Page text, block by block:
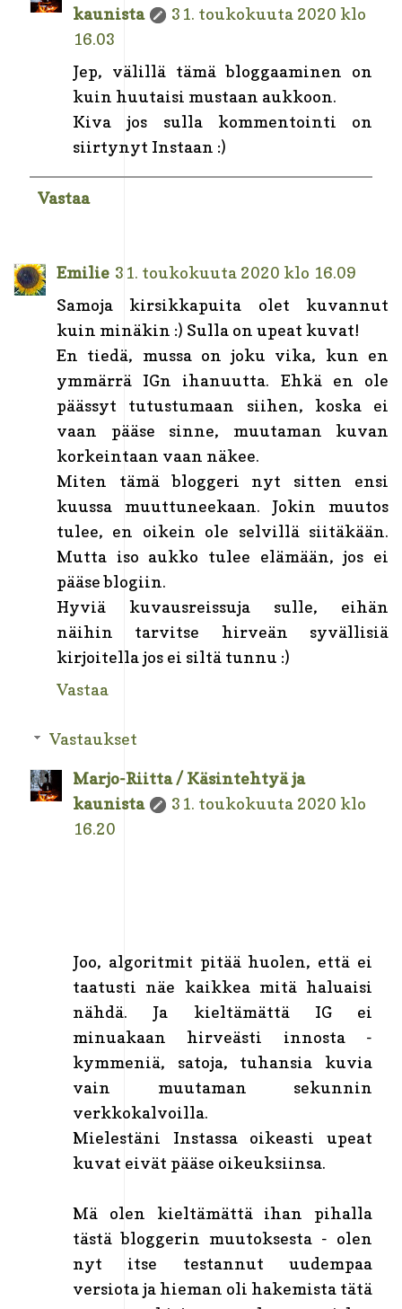
kaunista
31. toukokuuta 2020 klo
16.03
Jep, välillä tämä bloggaaminen on
kuin huutaisi mustaan aukkoon.
Kiva jos sulla kommentointi on
siirtynyt Instaan :)
Vastaa
Emilie 31. toukokuuta 2020 klo 16.09
Samoja kirsikkapuita olet kuvannut
kuin minäkin :) Sulla on upeat kuvat!
En tiedä, mussa on joku vika, kun en
ymmärrä IGn ihanuutta. Ehkä en ole
päässyt tutustumaan siihen, koska ei
vaan pääse sinne, muutaman kuvan
korkeintaan vaan näkee.
Miten tämä bloggeri nyt sitten ensi
kuussa muuttuneekaan. Jokin muutos
tulee, en oikein ole selvillä siitäkään.
Mutta iso aukko tulee elämään, jos ei
pääse blogiin.
Hyviä kuvausreissuja sulle, eihän
näihin tarvitse hirveän syvällisiä
kirjoitella jos ei siltä tunnu :)
Vastaa
Vastaukset
Marjo-Riitta / Käsintehtyä ja
kaunista
31. toukokuuta 2020 klo
16.20
Joo, algoritmit pitää huolen, että ei
taatusti näe kaikkea mitä haluaisi
nähdä. Ja kieltämättä IG ei
minuakaan hirveästi innosta -
kymmeniä, satoja, tuhansia kuvia
vain muutaman sekunnin
verkkokalvoilla.
Mielestäni Instassa oikeasti upeat
kuvat eivät pääse oikeuksiinsa.
Mä olen kieltämättä ihan pihalla
tästä bloggerin muutoksesta - olen
nyt itse testannut uudempaa
versiota ja hieman oli hakemista tätä